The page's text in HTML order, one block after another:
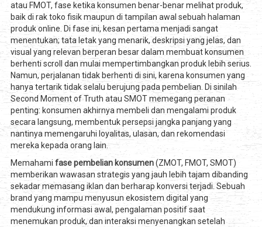
atau FMOT, fase ketika konsumen benar-benar melihat produk,
baik di rak toko fisik maupun di tampilan awal sebuah halaman
produk online. Di fase ini, kesan pertama menjadi sangat
menentukan; tata letak yang menarik, deskripsi yang jelas, dan
visual yang relevan berperan besar dalam membuat konsumen
berhenti scroll dan mulai mempertimbangkan produk lebih serius.
Namun, perjalanan tidak berhenti di sini, karena konsumen yang
hanya tertarik tidak selalu berujung pada pembelian. Di sinilah
Second Moment of Truth atau SMOT memegang peranan
penting: konsumen akhirnya membeli dan mengalami produk
secara langsung, membentuk persepsi jangka panjang yang
nantinya memengaruhi loyalitas, ulasan, dan rekomendasi
mereka kepada orang lain.
Memahamifase pembelian konsumen(ZMOT, FMOT, SMOT)
memberikan wawasan strategis yang jauh lebih tajam dibanding
sekadar memasang iklan dan berharap konversi terjadi. Sebuah
brand yang mampu menyusun ekosistem digital yang
mendukung informasi awal, pengalaman positif saat
menemukan produk, dan interaksi menyenangkan setelah